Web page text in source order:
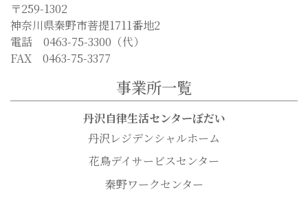
〒259-1302
神奈川県秦野市菩提1711番地2
電話 0463-75-3300（代）
FAX 0463-75-3377
事業所一覧
丹沢自律生活センターぼだい
丹沢レジデンシャルホーム
花鳥デイサービスセンター
秦野ワークセンター